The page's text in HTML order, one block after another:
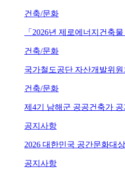
건축/문화
「2026년 제로에너지건축
건축/문화
국가철도공단 자산개발위
건축/문화
제4기 남해군 공공건축가
공지사항
2026 대한민국 공간문화대
공지사항